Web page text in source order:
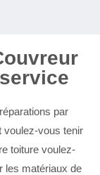
par
voulez-vous tenir
toiture voulez-
les matériaux de